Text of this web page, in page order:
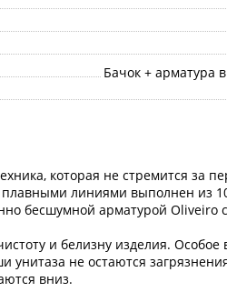
Бачок + арматура
которая не стремится за
линиями выполнен из
бесшумной арматурой
и белизну изделия.
унитаза не остаются
вниз.